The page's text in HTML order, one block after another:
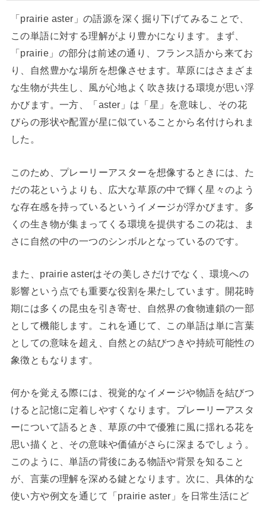
「prairie aster」の語源を深く掘り下げてみることで、
この単語に対する理解がより豊かになります。まず、
「prairie」の部分は前述の通り、フランス語から来てお
り、自然豊かな場所を想像させます。草原にはさまざま
な生物が共生し、風が心地よく吹き抜ける環境が思い浮
かびます。一方、「aster」は「星」を意味し、その花
びらの形状や配置が星に似ていることから名付けられま
した。
このため、プレーリーアスターを想像するときには、た
だの花というよりも、広大な草原の中で輝く星々のよう
な存在感を持っているというイメージが浮かびます。多
くの生き物が集まってくる環境を提供するこの花は、ま
さに自然の中の一つのシンボルとなっているのです。
また、prairie asterはその美しさだけでなく、環境への
影響という点でも重要な役割を果たしています。開花時
期には多くの昆虫を引き寄せ、自然界の食物連鎖の一部
として機能します。これを通じて、この単語は単に言葉
としての意味を超え、自然との結びつきや持続可能性の
象徴ともなります。
何かを覚える際には、視覚的なイメージや物語を結びつ
けると記憶に定着しやすくなります。プレーリーアスタ
ーについて語るとき、草原の中で優雅に風に揺れる花を
思い描くと、その意味や価値がさらに深まるでしょう。
このように、単語の背後にある物語や背景を知ること
が、言葉の理解を深める鍵となります。次に、具体的な
使い方や例文を通じて「prairie aster」を日常生活にど